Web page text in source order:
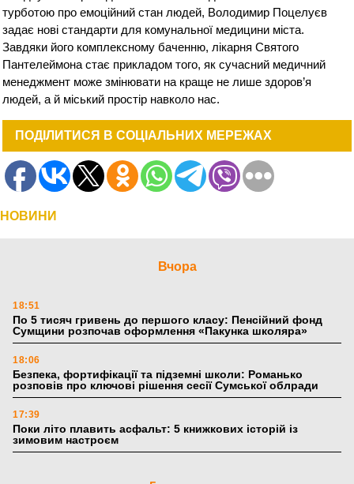
турботою про емоційний стан людей, Володимир Поцелуєв
задає нові стандарти для комунальної медицини міста.
Завдяки його комплексному баченню, лікарня Святого
Пантелеймона стає прикладом того, як сучасний медичний
менеджмент може змінювати на краще не лише здоров’я
людей, а й міський простір навколо нас.
ПОДІЛИТИСЯ В СОЦІАЛЬНИХ МЕРЕЖАХ
НОВИНИ
Вчора
18:51
По 5 тисяч гривень до першого класу: Пенсійний фонд
Сумщини розпочав оформлення «Пакунка школяра»
18:06
Безпека, фортифікації та підземні школи: Романько
розповів про ключові рішення сесії Сумської облради
17:39
Поки літо плавить асфальт: 5 книжкових історій із
зимовим настроєм